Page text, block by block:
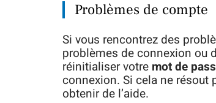
Problèmes de compte
Si vous rencontrez des
problèmes de connexion ou
réinitialiser votre mot de
connexion. Si cela ne résout
obtenir de l’aide.